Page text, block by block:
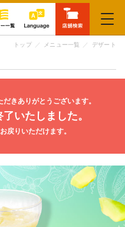
トップ メニュー一覧 デザート
きありがとうございます。
いたしました。
戻りいただけます。